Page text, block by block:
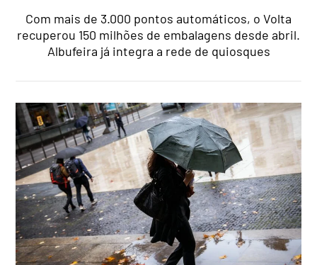
Com mais de 3.000 pontos automáticos, o Volta
recuperou 150 milhões de embalagens desde abril.
Albufeira já integra a rede de quiosques